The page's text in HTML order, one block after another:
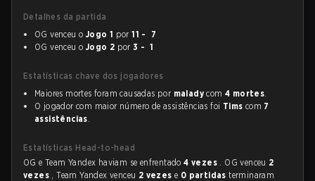
Detalhes da partida
OG venceu o Jogo 1 por11 - 7
OG venceu o Jogo 2 por3 - 1
Estatísticas chave dos jogadores
Maiores mortes foram causadas por malady com4 mortes.
O jogador com maior número de assistências foi Tims com 7
assistências.
Estatísticas Head-to-head
OG e Team Yandex haviam se enfrentado4 vezes . OG venceu 2
vezes , Team Yandex venceu 2 vezese 0 partidasterminaram